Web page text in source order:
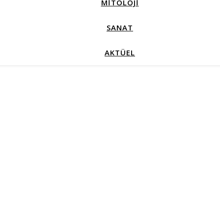
MİTOLOJİ
SANAT
AKTÜEL